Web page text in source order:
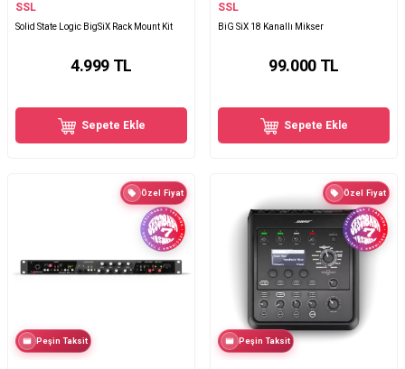
SSL
Solid State Logic BigSiX Rack Mount Kit
4.999 TL
Sepete Ekle
SSL
BiG SiX 18 Kanallı Mikser
99.000TL
Sepete Ekle
Özel Fiyat
Peşin Taksit
Özel Fiyat
Peşin Taksit